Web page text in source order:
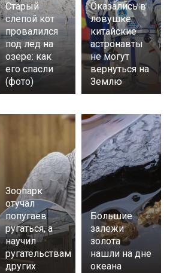
Старый
слепой кот
провалился
под лед на
озере: как
его спасли
(фото)
Оказались в
ловушке:
китайские
астронавты
не могут
вернуться на
Землю
Зоопарк
отучал
попугаев
ругаться, а
научил
ругательствам
других
Большие
залежи
золота
нашли на дне
океана